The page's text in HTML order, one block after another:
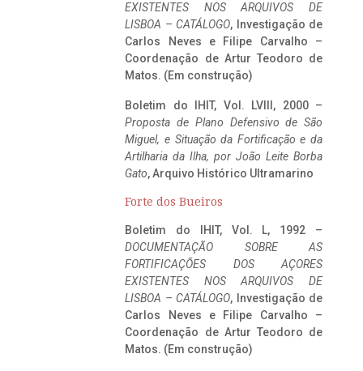
EXISTENTES NOS ARQUIVOS DE
LISBOA – CATÁLOGO, Investigação de
Carlos Neves e Filipe Carvalho –
Coordenação de Artur Teodoro de
Matos. (Em construção)
Boletim do IHIT, Vol. LVIII, 2000 –
Proposta de Plano Defensivo de São
Miguel, e Situação da Fortificação e da
Artilharia da Ilha, por João Leite Borba
Gato, Arquivo Histórico Ultramarino
Forte dos Bueiros
Boletim do IHIT, Vol. L, 1992 –
DOCUMENTAÇÃO SOBRE AS
FORTIFICAÇÕES DOS AÇORES
EXISTENTES NOS ARQUIVOS DE
LISBOA – CATÁLOGO, Investigação de
Carlos Neves e Filipe Carvalho –
Coordenação de Artur Teodoro de
Matos. (Em construção)